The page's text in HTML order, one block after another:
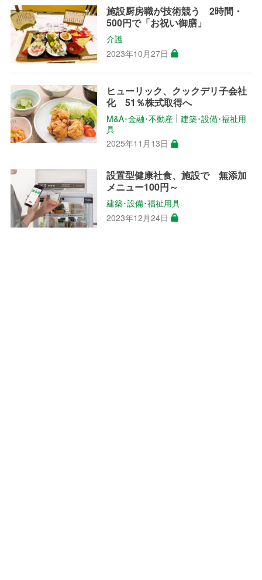
施設厨房職が技術競う 2時間・
500円で「お祝い御膳」
介護
2023年10月27日
ヒューリック、クックデリ子会社
化 51％株式取得へ
M&A･金融･不動産 │建築･設備･福祉用
具
2025年11月13日
設置型健康社食、施設で 無添加
メニュー100円～
建築･設備･福祉用具
2023年12月24日